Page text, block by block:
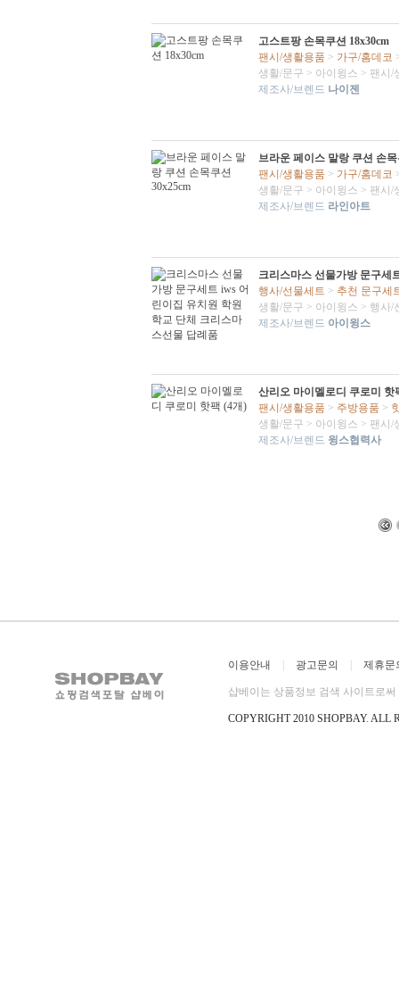
고스트팡 손목쿠션 18x30cm
팬시/생활용품 > 가구/홈데코
생활/문구 > 아이윙스 > 팬시/
제조사/브렌드 나이젠
브라운 페이스 말랑 쿠션 손목
팬시/생활용품 > 가구/홈데코
생활/문구 > 아이윙스 > 팬시/
제조사/브렌드 라인아트
크리스마스 선물가방 문구세
행사/선물세트 > 추천 문구세
생활/문구 > 아이윙스 > 행사/
제조사/브렌드 아이윙스
산리오 마이멜로디 쿠로미 핫
팬시/생활용품 > 주방용품 >
생활/문구 > 아이윙스 > 팬시/
제조사/브렌드 윙스협력사
이용안내 | 광고문의 | 제휴문
샵베이는 상품정보 검색 사이트로
COPYRIGHT 2010 SHOPBAY. ALL